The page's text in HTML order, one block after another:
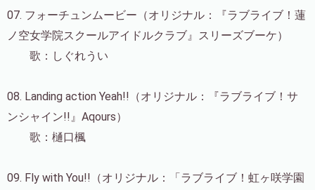
07. フォーチュンムービー（オリジナル：『ラブライブ！蓮
ノ空女学院スクールアイドルクラブ』スリーズブーケ）
歌：しぐれうい
08. Landing action Yeah!!（オリジナル：『ラブライブ！サ
ンシャイン!!』Aqours）
歌：樋口楓
09. Fly with You!!（オリジナル：「ラブライブ！虹ヶ咲学園